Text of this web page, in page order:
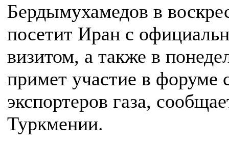
Бердымухамедов в
посетит Иран с
визитом, а также в
примет участие в форуме
экспортеров газа,
Туркмении.